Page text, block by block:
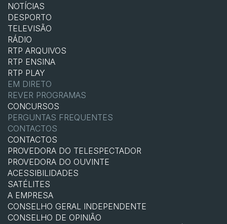
NOTÍCIAS
DESPORTO
TELEVISÃO
RÁDIO
RTP ARQUIVOS
RTP ENSINA
RTP PLAY
EM DIRETO
REVER PROGRAMAS
CONCURSOS
PERGUNTAS FREQUENTES
CONTACTOS
CONTACTOS
PROVEDORA DO TELESPECTADOR
PROVEDORA DO OUVINTE
ACESSIBILIDADES
SATÉLITES
A EMPRESA
CONSELHO GERAL INDEPENDENTE
CONSELHO DE OPINIÃO